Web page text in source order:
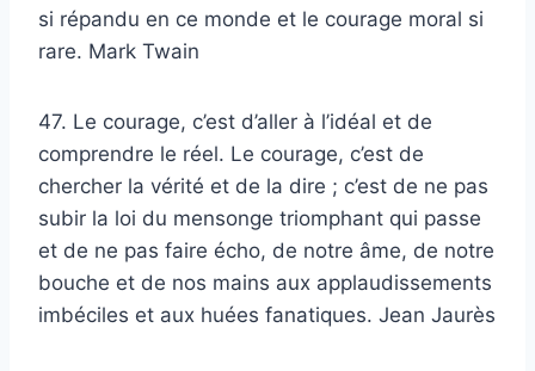
si répandu en ce monde et le courage moral si
rare. Mark Twain
47. Le courage, c’est d’aller à l’idéal et de
comprendre le réel. Le courage, c’est de
chercher la vérité et de la dire ; c’est de ne pas
subir la loi du mensonge triomphant qui passe
et de ne pas faire écho, de notre âme, de notre
bouche et de nos mains aux applaudissements
imbéciles et aux huées fanatiques. Jean Jaurès